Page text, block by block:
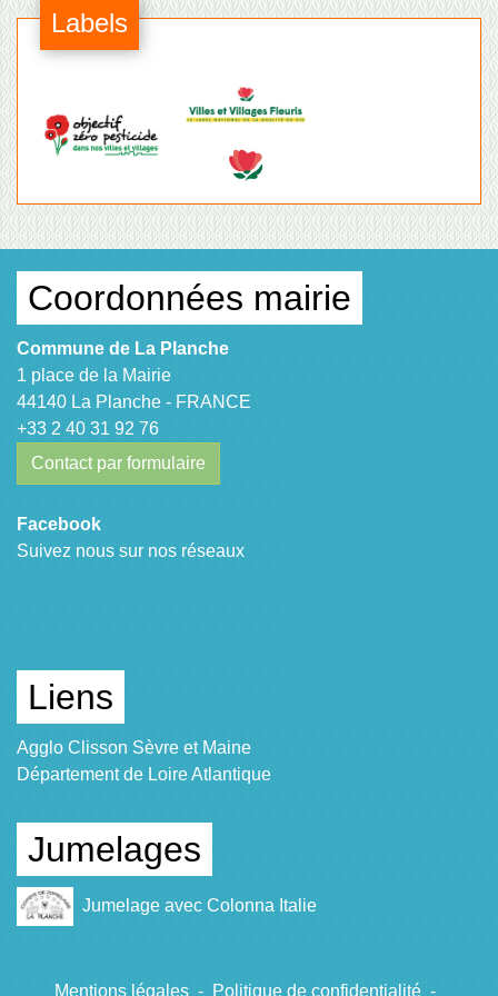
Labels
Coordonnées mairie
Commune de La Planche
1 place de la Mairie
44140 La Planche - FRANCE
+33 2 40 31 92 76
Contact par formulaire
Facebook
Suivez nous sur nos réseaux
Liens
Agglo Clisson Sèvre et Maine
Département de Loire Atlantique
Jumelages
Jumelage avec Colonna Italie
Mentions légales - Politique de confidentialité -